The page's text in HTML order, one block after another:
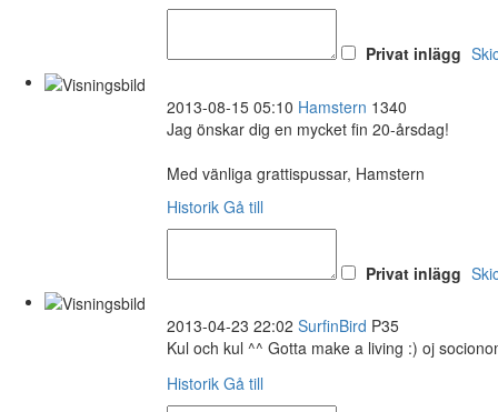
Privat inlägg
2013-08-15 05:10 Hamstern 1340
Jag önskar dig en mycket fin 20-årsdag!
Med vänliga grattispussar, Hamstern
Historik Gå till
Privat inlägg
2013-04-23 22:02 SurfinBird P35
Kul och kul ^^ Gotta make a living :) oj
Historik Gå till